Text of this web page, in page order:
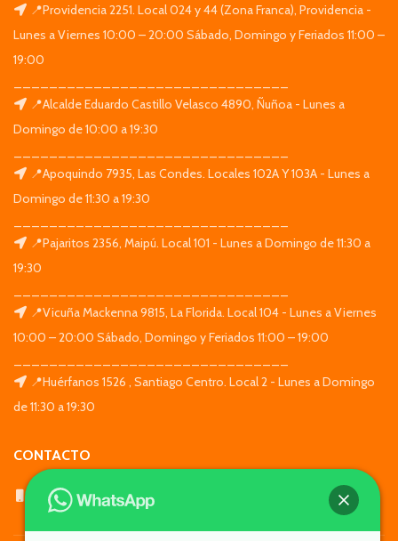
📍Providencia 2251. Local 024 y 44 (Zona Franca), Providencia -
Lunes a Viernes 10:00 – 20:00 Sábado, Domingo y Feriados 11:00 –
19:00
📍Alcalde Eduardo Castillo Velasco 4890, Ñuñoa - Lunes a
Domingo de 10:00 a 19:30
📍Apoquindo 7935, Las Condes. Locales 102A Y 103A - Lunes a
Domingo de 11:30 a 19:30
📍Pajaritos 2356, Maipú. Local 101 - Lunes a Domingo de 11:30 a
19:30
📍Vicuña Mackenna 9815, La Florida. Local 104 - Lunes a Viernes
10:00 – 20:00 Sábado, Domingo y Feriados 11:00 – 19:00
📍Huérfanos 1526 , Santiago Centro. Local 2 - Lunes a Domingo
de 11:30 a 19:30
CONTACTO
WhatsApp: +569 7564 4676